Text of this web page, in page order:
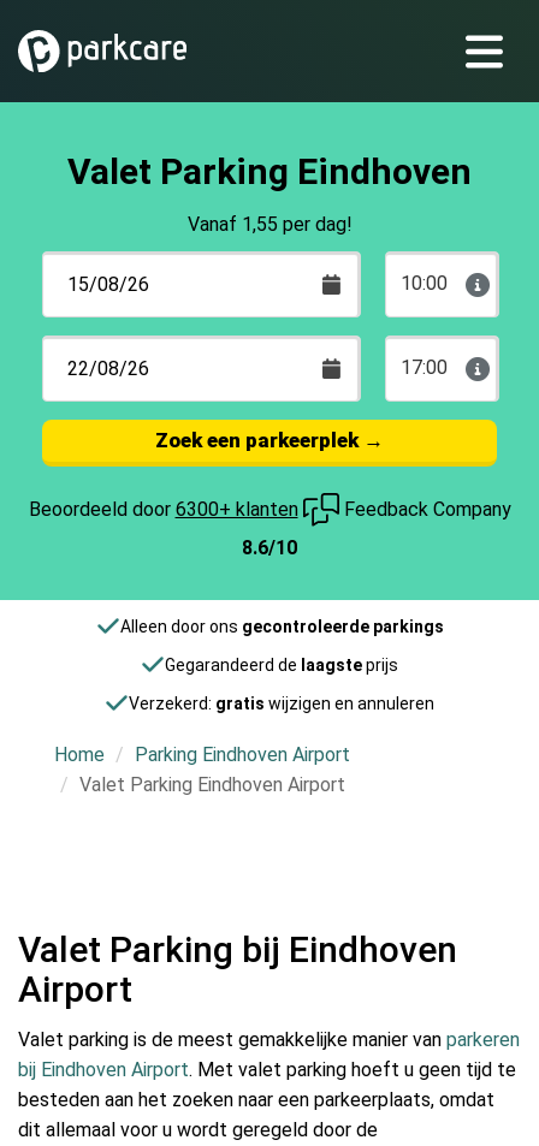
Valet Parking Eindhoven
Vanaf 1,55 per dag!
10:00
17:00
Zoek een parkeerplek→
Beoordeeld door 6300+ klanten
Feedback Company
8.6/10
Alleen door ons gecontroleerde parkings
Gegarandeerd de laagsteprijs
Verzekerd: gratis wijzigen en annuleren
Home
Parking Eindhoven Airport
Valet Parking Eindhoven Airport
Valet Parking bij Eindhoven
Airport
Valet parking is de meest gemakkelijke manier van parkeren
bij Eindhoven Airport. Met valet parking hoeft u geen tijd te
besteden aan het zoeken naar een parkeerplaats, omdat
dit allemaal voor u wordt geregeld door de